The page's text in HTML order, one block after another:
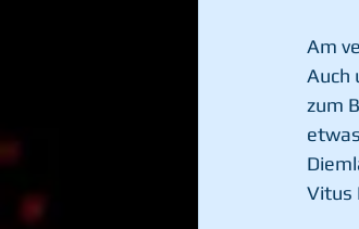
Am
Auch
zum
Vitus